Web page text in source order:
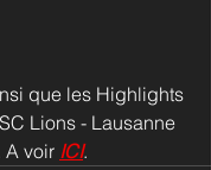
que les Highlights
Lions - Lausanne
A voir ICI.